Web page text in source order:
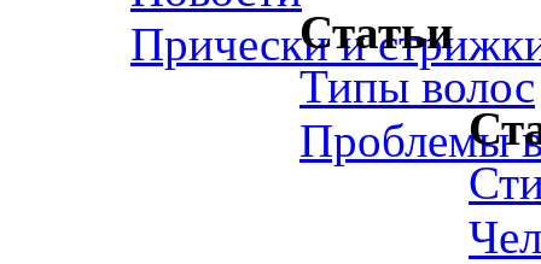
Прически иСтатьи
Типы волос
Проблемы